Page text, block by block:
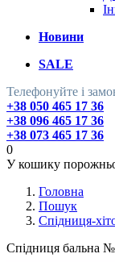
Новини
SALE
Телефонуйте і
+38 050 465 17 36
+38 096 465 17 36
+38 073 465 17 36
0
У кошику
Головна
Пошук
Спідниця-
Спідниця бальна